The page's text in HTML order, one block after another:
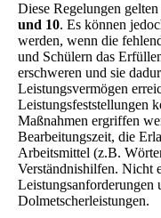
Diese Regelungen gelten
und 10. Es können
werden, wenn die
und Schülern das
erschweren und sie
Leistungsvermögen
Leistungsfeststellungen
Maßnahmen ergriffen
Bearbeitungszeit, die
Arbeitsmittel (z.B.
Verständnishilfen. Nicht
Leistungsanforderungen
Dolmetscherleistungen.